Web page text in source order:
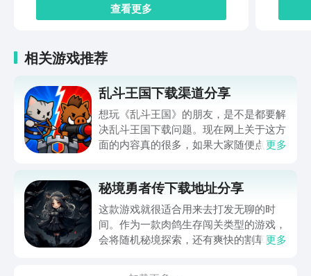
查看更多
相关游戏推荐
乱斗王国下载渠道分享
想玩《乱斗王国》的朋友，是不是都要解
决乱斗王国下载问题。现在网上关于这方
面的内容真的很多，如果大家随便点击陌
app进行下载会更加方便，九游是手游福
利最多的游戏平台，在这里不仅能够看到
游戏资源，还能及时查看后续的消息、活
动内容等相关信息。
更多
秘境勇者传下载地址分享
这款游戏就很适合用来去打发无聊的时
间。作为一款肉鸽生存闯关类型的游戏，
会将随机秘境探索，还有爽快的割草闯关
更多